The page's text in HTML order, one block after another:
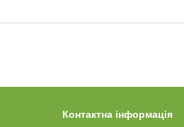
Контактна інформація